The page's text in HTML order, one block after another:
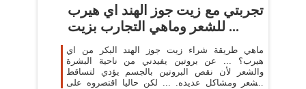
تجربتي مع زيت جوز الهند اي هيرب
للشعر وماهي التجارب بزيت ...
ماهي طريقة شراء زيت جوز الهند البكر من اي
هيرب؟ ... عن بروتين يفيدني من ناحية البشرة
والشعر لأن نقص البروتين بالجسم يؤدي لتساقط
الشعر ومشاكل عديده. ... لكن حاليا اقتصروه على